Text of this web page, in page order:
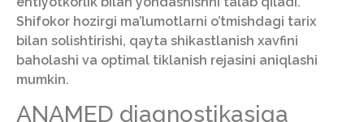
Shifokor hozirgi ma’lumotlarni o’tmishdagi tarix
bilan solishtirishi, qayta shikastlanish xavfini
baholashi va optimal tiklanish rejasini aniqlashi
mumkin.
ANAMED diagnostikasiga